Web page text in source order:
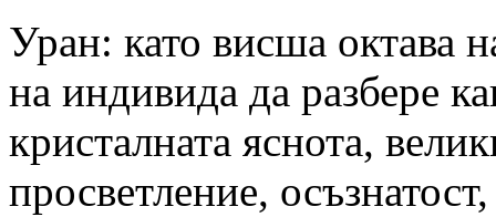
Уран: като висша октава
на индивида да разбере
кристалната яснота,
просветление,